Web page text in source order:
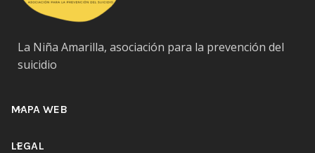
La Niña Amarilla, asociación para la prevención del
suicidio
MAPA WEB
LEGAL